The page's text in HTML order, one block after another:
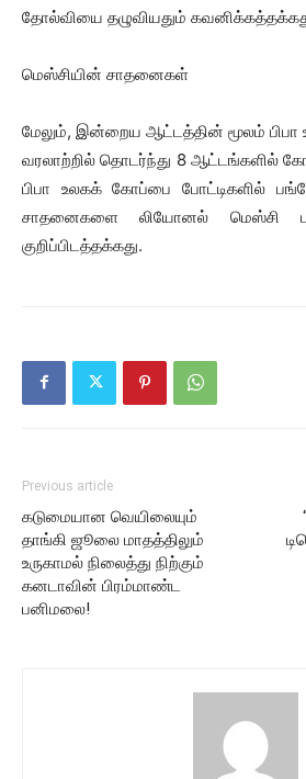
தோல்வியை தழுவியதும்
மெஸ்சியின் சாதனைகள்
மேலும், இன்றைய ஆட்டத்தின் மூலம் பிபா
வரலாற்றில் தொடர்ந்து 8 ஆட்டங்களில்
பிபா உலகக் கோப்பை போட்டிகளில்
சாதனைகளை லியோனல் மெஸ்சி
குறிப்பிடத்தக்கது.
Previous article
கடுமையான வெயிலையும்
தாங்கி ஜூலை மாதத்திலும்
உருகாமல் நிலைத்து நிற்கும்
கனடாவின் பிரம்மாண்ட
பனிமலை!